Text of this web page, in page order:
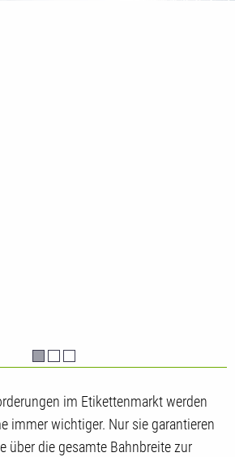
im Etikettenmarkt werden
immer wichtiger. Nur sie garantieren
über die gesamte Bahnbreite zur